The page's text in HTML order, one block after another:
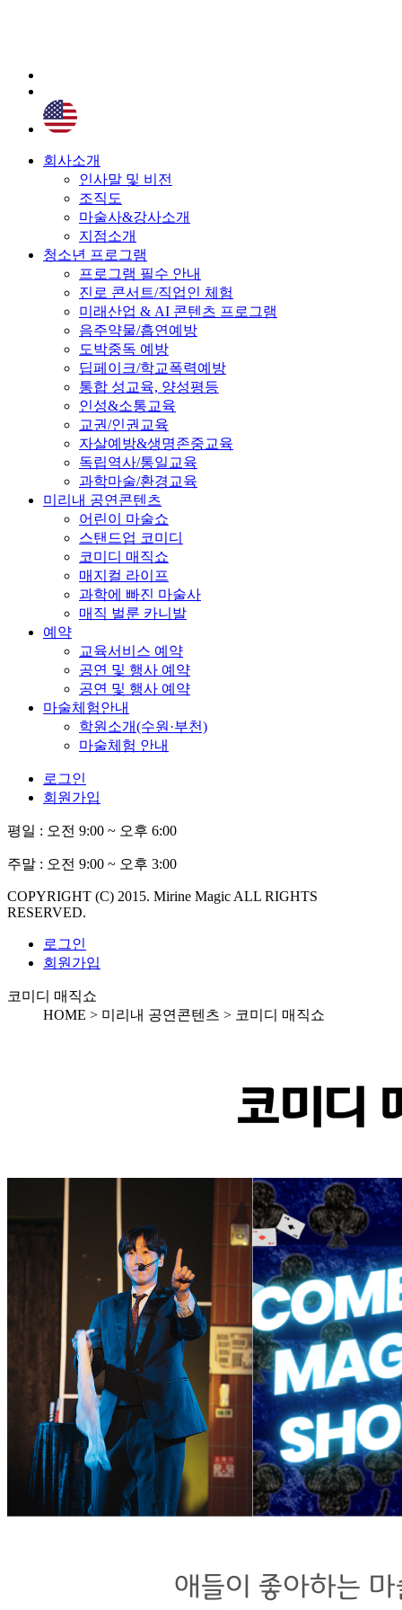
회사소개
인사말 및 비전
조직도
마술사&강사소개
지점소개
청소년 프로그램
프로그램 필수 안내
진로 콘서트/직업인 체험
미래산업 & AI 콘텐츠 프로그램
음주약물/흡연예방
도박중독 예방
딥페이크/학교폭력예방
통합 성교육, 양성평등
인성&소통교육
교권/인권교육
자살예방&생명존중교육
독립역사/통일교육
과학마술/환경교육
미리내 공연콘텐츠
어린이 마술쇼
스탠드업 코미디
코미디 매직쇼
매지컬 라이프
과학에 빠진 마술사
매직 벌룬 카니발
예약
교육서비스 예약
공연 및 행사 예약
공연 및 행사 예약
마술체험안내
학원소개(수원·부천)
마술체험 안내
로그인
회원가입
평일 : 오전 9:00 ~ 오후 6:00
주말 : 오전 9:00 ~ 오후 3:00
COPYRIGHT (C) 2015. Mirine Magic ALL RIGHTS
RESERVED.
로그인
회원가입
코미디 매직쇼
HOME > 미리내 공연콘텐츠 > 코미디 매직쇼